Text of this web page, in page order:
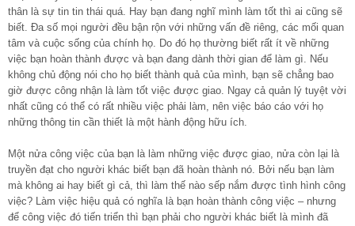
thân là sự tin tin thái quá. Hay bạn đang nghĩ mình làm tốt thì ai cũng sẽ
biết. Đa số mọi người đều bận rộn với những vấn đề riêng, các mối quan
tâm và cuộc sống của chính họ. Do đó họ thường biết rất ít về những
việc bạn hoàn thành được và bạn đang dành thời gian để làm gì. Nếu
không chủ động nói cho họ biết thành quả của mình, bạn sẽ chẳng bao
giờ được công nhận là làm tốt việc được giao. Ngay cả quản lý tuyệt vời
nhất cũng có thể có rất nhiều việc phải làm, nên việc báo cáo với họ
những thông tin cần thiết là một hành động hữu ích.
Một nửa công việc của bạn là làm những việc được giao, nửa còn lại là
truyền đạt cho người khác biết bạn đã hoàn thành nó. Bởi nếu bạn làm
mà không ai hay biết gì cả, thì làm thế nào sếp nắm được tình hình công
việc? Làm việc hiệu quả có nghĩa là bạn hoàn thành công việc – nhưng
để công việc đó tiến triển thì bạn phải cho người khác biết là mình đã